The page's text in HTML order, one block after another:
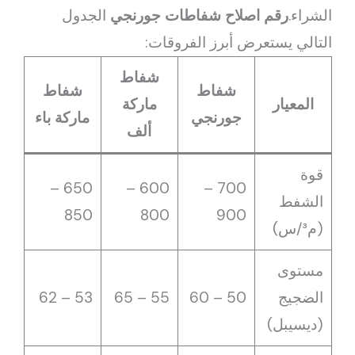
الشراء.رقم اصلاح شفاطات جورنجي الجدول
التالي يستعرض أبرز الفروقات:
المعيار
شفاط
جورنجي
شفاط
ماركة
ألف
شفاط
ماركة باء
قوة
الشفط
(م³/س)
700 –
900
600 –
800
650 –
850
مستوى
الضجيج
(ديسيبل)
50 – 60
55 – 65
53 – 62